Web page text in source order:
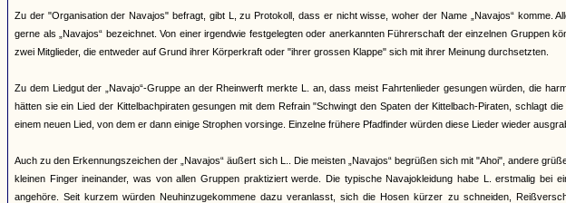
Zu der "Organisation der Navajos" befragt, gibt L, zu Protokoll, dass er nicht wisse, woher der Name „Navajos“ komme.
gerne als „Navajos“ bezeichnet. Von einer irgendwie festgelegten oder anerkannten Führerschaft der einzelnen Gruppen
zwei Mitglieder, die entweder auf Grund ihrer Körperkraft oder "ihrer grossen Klappe" sich mit ihrer Meinung durchsetzten.
Zu dem Liedgut der „Navajo“-Gruppe an der Rheinwerft merkte L. an, dass meist Fahrtenlieder gesungen würden, die
hätten sie ein Lied der Kittelbachpiraten gesungen mit dem Refrain "Schwingt den Spaten der Kittelbach-Piraten, schlagt
einem neuen Lied, von dem er dann einige Strophen vorsinge. Einzelne frühere Pfadfinder würden diese Lieder wieder
Auch zu den Erkennungszeichen der „Navajos“ äußert sich L.. Die meisten „Navajos“ begrüßen sich mit "Ahoi", andere
kleinen Finger ineinander, was von allen Gruppen praktiziert werde. Die typische Navajokleidung habe L. erstmalig bei
angehöre. Seit kurzem würden Neuhinzugekommene dazu veranlasst, sich die Hosen kürzer zu schneiden,